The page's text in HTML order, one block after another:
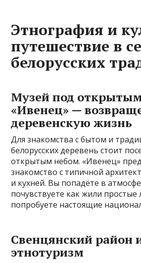
Этнография и
путешествие в
белорусских
Музей под
«Ивенец» —
деревенскую жизнь
Для знакомства с бытом и
белорусских деревень стоит
открытым небом. «Ивенец»
знакомство с типичной
и кухней. Вы попадёте в
почувствуете как жили
попробуете настоящие
Свенцянский район
этнотуризм